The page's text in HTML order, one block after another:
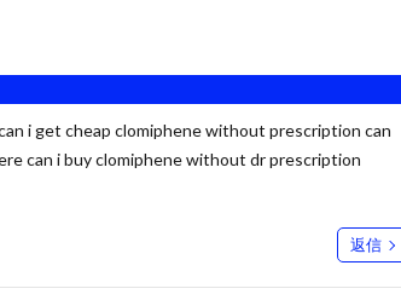
i get cheap clomiphene without prescription can
can i buy clomiphene without dr prescription
返信